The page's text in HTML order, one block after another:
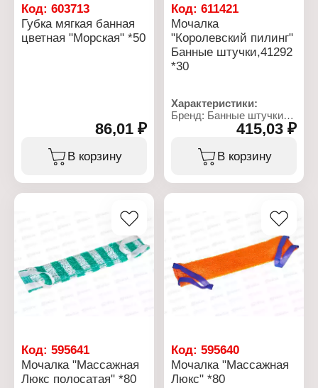
Код: 603713
Губка мягкая банная
цветная "Морская" *50
86,01 ₽
В корзину
Код:611421
Мочалка
"Королевский пилинг"
Банные штучки,41292
*30
Характеристики:
Бренд: Банные штучки
Артикул: 41292
Тип товара: Мочалка для
Модель: "Королевский
Размер с ручками: 9,5х70
Особенность: стеганая
Материал: шелк,
бамбуковое волокно,
поролон
Цвет: в ассортименте
415,03 ₽
В корзину
Код: 595641
Мочалка "Массажная
Люкс полосатая" *80
Код:595640
Мочалка "Массажная
Люкс" *80